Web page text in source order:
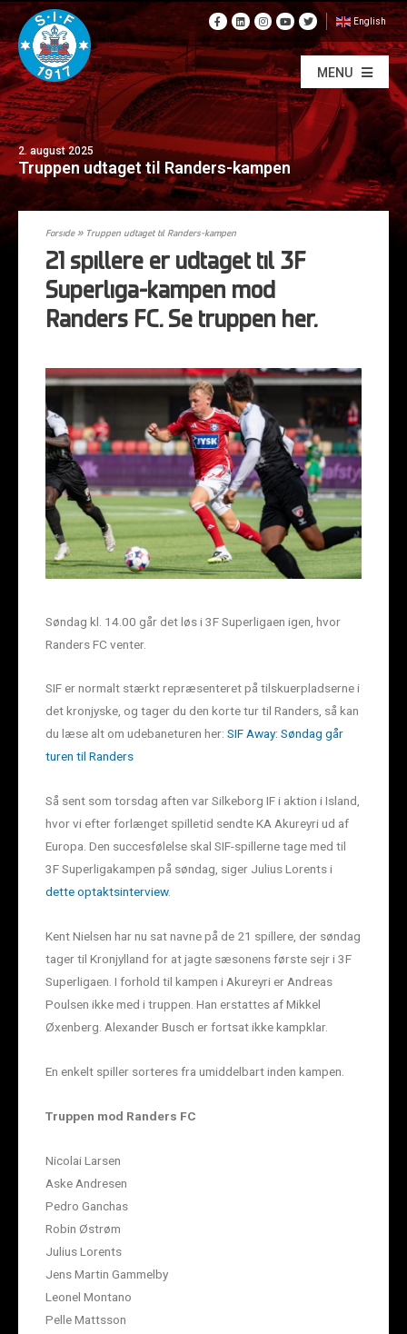
English
MENU
2. august 2025
Truppen udtaget til Randers-kampen
Forside» Truppen udtaget til Randers-kampen
21 spillere er udtaget til 3F
Superliga-kampen mod
Randers FC. Se truppen her.
Søndag kl. 14.00 går det løs i 3F Superligaen igen, hvor
Randers FC venter.
SIF er normalt stærkt repræsenteret på tilskuerpladserne i
det kronjyske, og tager du den korte tur til Randers, så kan
du læse alt om udebaneturen her: SIF Away: Søndag går
turen til Randers
Så sent som torsdag aften var Silkeborg IF i aktion i Island,
hvor vi efter forlænget spilletid sendte KA Akureyri ud af
Europa. Den succesfølelse skal SIF-spillerne tage med til
3F Superligakampen på søndag, siger Julius Lorents i
dette optaktsinterview.
Kent Nielsen har nu sat navne på de 21 spillere, der søndag
tager til Kronjylland for at jagte sæsonens første sejr i 3F
Superligaen. I forhold til kampen i Akureyri er Andreas
Poulsen ikke med i truppen. Han erstattes af Mikkel
Øxenberg. Alexander Busch er fortsat ikke kampklar.
En enkelt spiller sorteres fra umiddelbart inden kampen.
Truppen mod Randers FC
Nicolai Larsen
Aske Andresen
Pedro Ganchas
Robin Østrøm
Julius Lorents
Jens Martin Gammelby
Leonel Montano
Pelle Mattsson